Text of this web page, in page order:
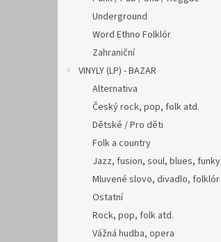
Underground
Word Ethno Folklór
Zahraniční
VINYLY (LP) - BAZAR
Alternativa
Český rock, pop, folk atd.
Dětské / Pro děti
Folk a country
Jazz, fusion, soul, blues, funky
Mluvené slovo, divadlo, folklór
Ostatní
Rock, pop, folk atd.
Vážná hudba, opera